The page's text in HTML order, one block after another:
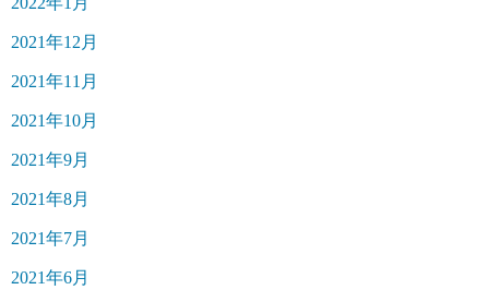
2021年12月
2021年11月
2021年10月
2021年9月
2021年8月
2021年7月
2021年6月